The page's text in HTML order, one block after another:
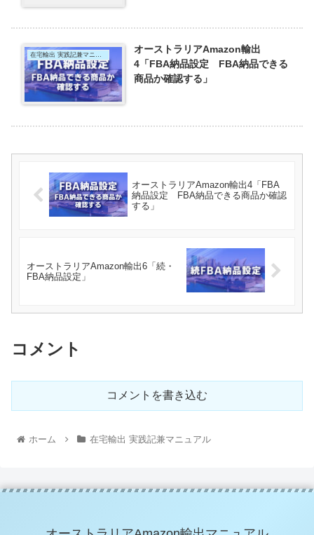
在宅輸出 実践記兼マニュアル
オーストラリアAmazon輸出
4「FBA納品設定 FBA納品できる
商品か確認する」
オーストラリアAmazon輸出4「FBA
納品設定 FBA納品できる商品か確認
する」
オーストラリアAmazon輸出6「続・
FBA納品設定」
コメント
コメントを書き込む
ホーム 在宅輸出 実践記兼マニュアル